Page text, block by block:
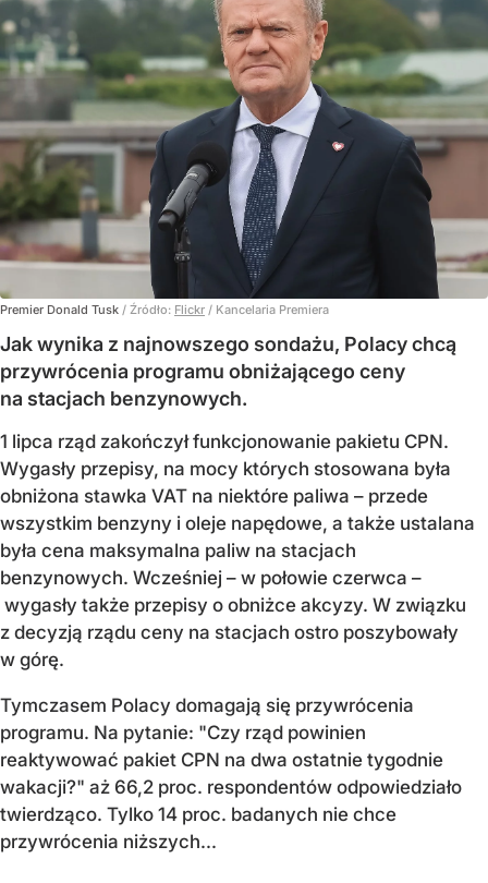
Premier Donald Tusk / Źródło: Flickr / Kancelaria Premiera
Jak wynika z najnowszego sondażu, Polacy chcą
przywrócenia programu obniżającego ceny
na stacjach benzynowych.
1 lipca rząd zakończył funkcjonowanie pakietu CPN.
Wygasły przepisy, na mocy których stosowana była
obniżona stawka VAT na niektóre paliwa – przede
wszystkim benzyny i oleje napędowe, a także ustalana
była cena maksymalna paliw na stacjach
benzynowych. Wcześniej – w połowie czerwca –
wygasły także przepisy o obniżce akcyzy. W związku
z decyzją rządu ceny na stacjach ostro poszybowały
w górę.
Tymczasem Polacy domagają się przywrócenia
programu. Na pytanie: "Czy rząd powinien
reaktywować pakiet CPN na dwa ostatnie tygodnie
wakacji?" aż 66,2 proc. respondentów odpowiedziało
twierdząco. Tylko 14 proc. badanych nie chce
przywrócenia niższych...